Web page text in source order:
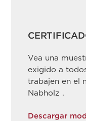
Vea una
exigido a
trabajen en el
Nabholz .
Descargar